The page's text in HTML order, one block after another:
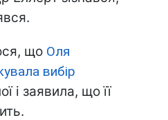
що Оля
вибір
і заявила, що її